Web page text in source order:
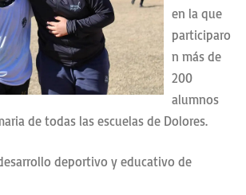
en la que
participaro
n más de
200
alumnos
de todas las escuelas de Dolores.
deportivo y educativo de